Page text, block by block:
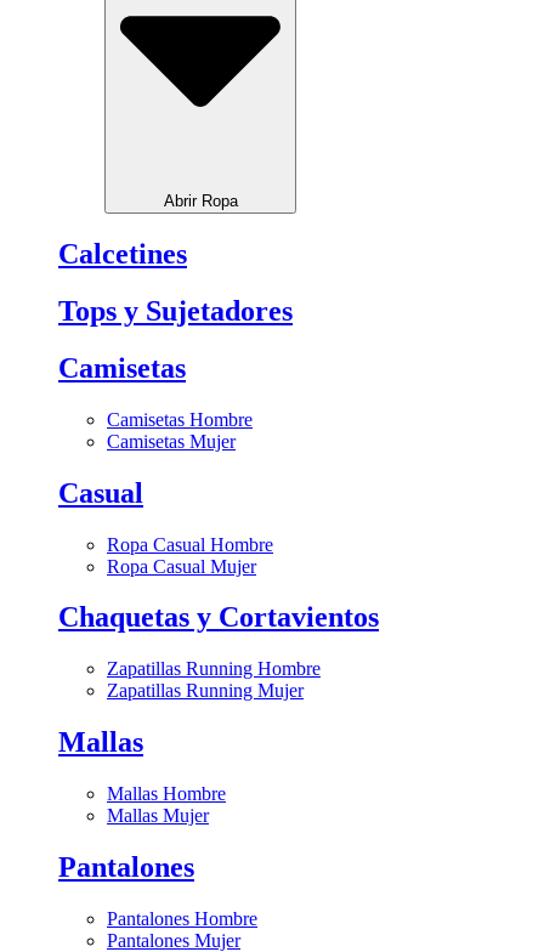
Abrir Ropa
Calcetines
Tops y Sujetadores
Camisetas
Camisetas Hombre
Camisetas Mujer
Casual
Ropa Casual Hombre
Ropa Casual Mujer
Chaquetas y Cortavientos
Zapatillas Running Hombre
Zapatillas Running Mujer
Mallas
Mallas Hombre
Mallas Mujer
Pantalones
Pantalones Hombre
Pantalones Mujer